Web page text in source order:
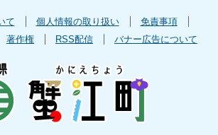
て 個人情報の取り扱い
免責事項
著作権 RSS配信 バナー広告について